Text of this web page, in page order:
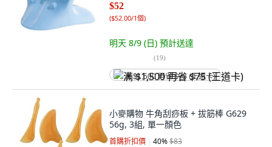
$52
($52.00/1個)
明天 8/9 (日) 預計送達
(19)
满 $1,500 再省 $75 (王道卡)
小麥購物 牛角刮痧板 + 拔筋棒 G629
56g, 3組, 單一顏色
首購折扣價 40%$83